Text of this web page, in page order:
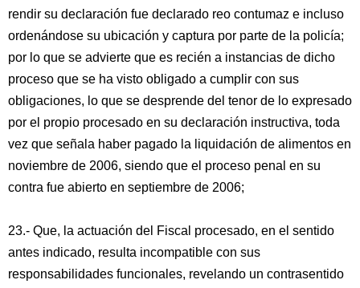
rendir su declaración fue declarado reo contumaz e incluso
ordenándose su ubicación y captura por parte de la policía;
por lo que se advierte que es recién a instancias de dicho
proceso que se ha visto obligado a cumplir con sus
obligaciones, lo que se desprende del tenor de lo expresado
por el propio procesado en su declaración instructiva, toda
vez que señala haber pagado la liquidación de alimentos en
noviembre de 2006, siendo que el proceso penal en su
contra fue abierto en septiembre de 2006;
23.- Que, la actuación del Fiscal procesado, en el sentido
antes indicado, resulta incompatible con sus
responsabilidades funcionales, revelando un contrasentido